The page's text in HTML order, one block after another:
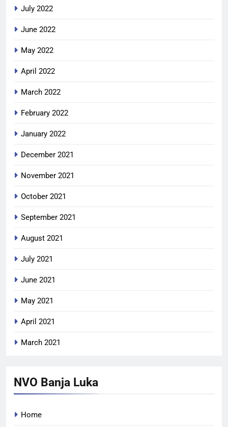
July 2022
June 2022
May 2022
April 2022
March 2022
February 2022
January 2022
December 2021
November 2021
October 2021
September 2021
August 2021
July 2021
June 2021
May 2021
April 2021
March 2021
NVO Banja Luka
Home